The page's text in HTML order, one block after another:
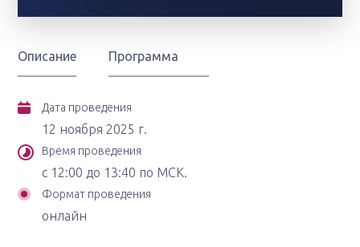
Описание Программа
Дата проведения
12 ноября 2025 г.
Время проведения
с 12:00 до 13:40 по МСК.
Формат проведения
онлайн